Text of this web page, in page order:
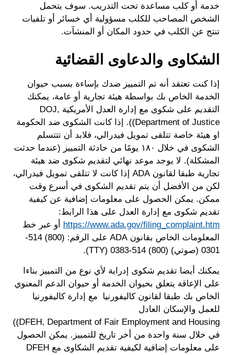
خدمة أو كلب مساعدة تحت التدريب. سوف يتحمل
الشخص المصاحب للكلب مسؤولية أي خسائر أو تلفيات
تنتج عن الكلب في حدود المكان أو المنشآت.
الشكاوى والدعاوى القضائية
إذا كنت تعتقد أنه تم التمييز ضدك بإساءة بسبب حيوان
الخدمة الخاص بك بواسطة هيئة تجارية أو عامة، يمكنك
التقديم على شكوى مع إدارة العدل الأمريكية DOJ,
Department of Justice)). إذا كانت الشكوى ضد الحكومة
او هيئة خاصة تتلقى تمويل فيدرالي، فلابد أن تتتسلم
الشكوى في خلال ١٨٠ يومًا من حادثة التمييز (عندما حدثت
المشكلة). لا يوجد موعد نهائي لتقديم شكوى ضد هيئة
تجارية طبقا لقانون ADA إذا كانت لا تتلقى تمويل فيدرالي،
لكن من الأفضل أن يتم تقديم الشكوى في أسرع وقت
ممكن. يمكن الحصول على معلومات إضافية عن كيفية
تقديم شكوى مع إدارة العدل على هذا الرابط:
https://www.ada.gov/filing_complaint.htm أو عبر خط
المعلومات الخاص بقانون ADA على الرقم: (800) 514-
0301 (صوتي) (800) 514-0383 (TTY).
يمكنك أيضا تقديم شكوى إدراية لأي نوع من التمييز بناءا
على الإعاقة يتعلق بحيوان الخدمة أو حيوان الدعم المعنوي
الخاص بك طبقا لقانون كاليفورنيا مع إدارة كاليفورنيا
للعمل والإسكان العادل
DFEH, Department of Fair Employment and Housing))
في خلال سنة واحدة من أخر تاريخ للتمييز. يمكن الحصول
على معلومات إضافية لكيفية تقديم الشكاوى مع DFEH